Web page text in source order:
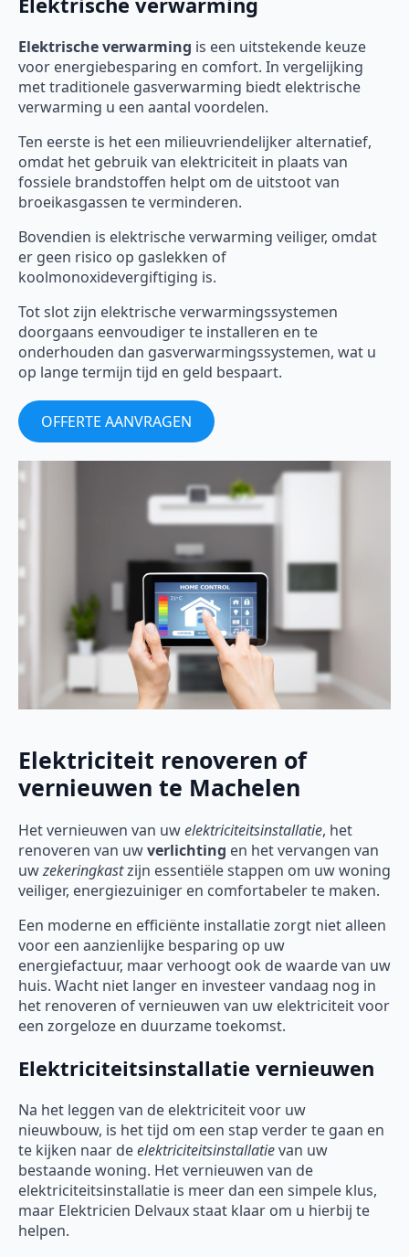
Elektrische verwarming is een uitstekende keuze
voor energiebesparing en comfort. In vergelijking
met traditionele gasverwarming biedt elektrische
verwarming u een aantal voordelen.
Ten eerste is het een milieuvriendelijker alternatief,
omdat het gebruik van elektriciteit in plaats van
fossiele brandstoffen helpt om de uitstoot van
broeikasgassen te verminderen.
Bovendien is elektrische verwarming veiliger, omdat
er geen risico op gaslekken of
koolmonoxidevergiftiging is.
Tot slot zijn elektrische verwarmingssystemen
doorgaans eenvoudiger te installeren en te
onderhouden dan gasverwarmingssystemen, wat u
op lange termijn tijd en geld bespaart.
OFFERTE AANVRAGEN
Elektriciteit renoveren of
vernieuwen te Machelen
Het vernieuwen van uwelektriciteitsinstallatie, het
renoveren van uwverlichting en het vervangen van
uwzekeringkastzijn essentiële stappen om uw woning
veiliger, energiezuiniger en comfortabeler te maken.
Een moderne en efficiënte installatie zorgt niet alleen
voor een aanzienlijke besparing op uw
energiefactuur, maar verhoogt ook de waarde van uw
huis. Wacht niet langer en investeer vandaag nog in
het renoveren of vernieuwen van uw elektriciteit voor
een zorgeloze en duurzame toekomst.
Elektriciteitsinstallatie vernieuwen
Na het leggen van de elektriciteit voor uw
nieuwbouw, is het tijd om een stap verder te gaan en
te kijken naar deelektriciteitsinstallatievan uw
bestaande woning. Het vernieuwen van de
elektriciteitsinstallatie is meer dan een simpele klus,
maar Elektricien Delvaux staat klaar om u hierbij te
helpen.